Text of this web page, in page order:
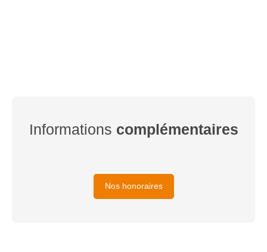
Informations complémentaires
Nos honoraires